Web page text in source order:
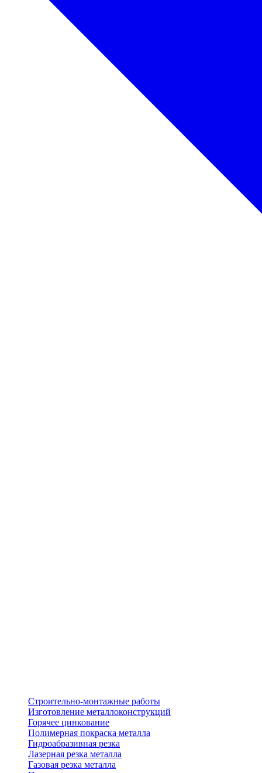
Строительно-монтажные работы
Изготовление металлоконструкций
Горячее цинкование
Полимерная покраска металла
Гидроабразивная резка
Лазерная резка металла
Газовая резка металла